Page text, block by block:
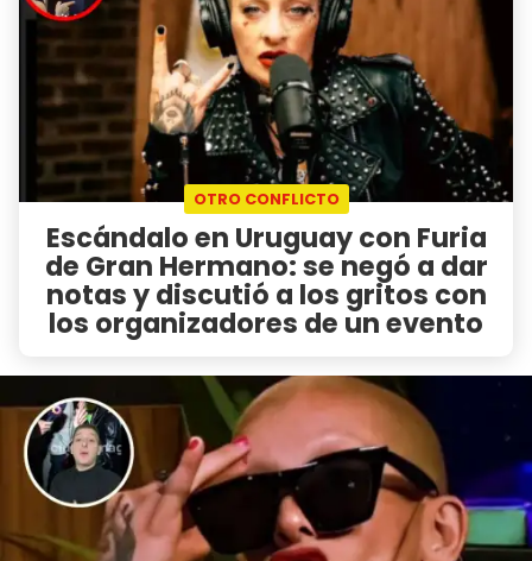
OTRO CONFLICTO
Escándalo en Uruguay con Furia
de Gran Hermano: se negó a dar
notas y discutió a los gritos con
los organizadores de un evento